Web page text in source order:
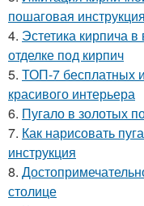
пошаговая инструкция
4. Эстетика кирпича
отделке под кирпич
5. ТОП-7 бесплатных
красивого интерьера
6. Пугало в золотых
7. Как нарисовать
инструкция
8.
столице